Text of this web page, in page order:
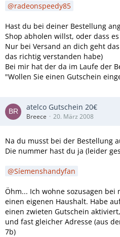
radeonspeedy85
Hast du bei deiner Bestellung
Shop abholen willst, oder dass
Nur bei Versand an dich geht
das richtig verstanden habe)
Bei mir hat der da im Laufe der
"Wollen Sie einen Gutschein
atelco Gutschein 20€
Breece 20. März 2008
Na du musst bei der Bestellung
Die nummer hast du ja (leider
Síemenshandyfan
Öhm... Ich wohne sozusagen
einen eigenen Haushalt. Habe
einen zwieten Gutschein
und fast gleicher Adresse (aus
7b)